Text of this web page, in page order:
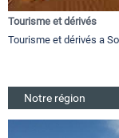
Tourisme et dérivés
Tourisme et dérivés a
Notre région